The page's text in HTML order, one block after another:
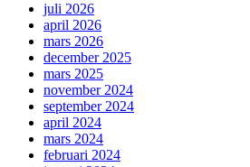
juli 2026
april 2026
mars 2026
december 2025
mars 2025
november 2024
september 2024
april 2024
mars 2024
februari 2024